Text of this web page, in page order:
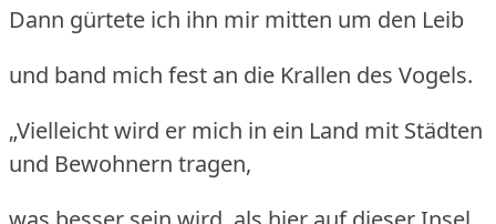
Dann gürtete ich ihn mir mitten um den Leib
und band mich fest an die Krallen des Vogels.
„Vielleicht wird er mich in ein Land mit Städten
und Bewohnern tragen,